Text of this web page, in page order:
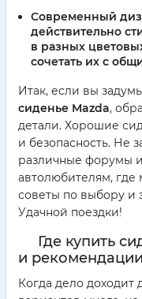
Современный
действительно
в разных
сочетать их с
Итак, если вы
сиденье Mazda,
детали. Хорошие
и безопасность. Не
различные форумы
автолюбителям,
советы по выбору и
Удачной поездки!
Где купить
и рекомендации
Когда дело доходит